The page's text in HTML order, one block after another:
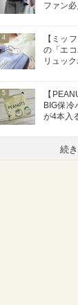
ファン
4
【ミッ
の「エ
リュッ
5
【
BIG保
が4本入
続